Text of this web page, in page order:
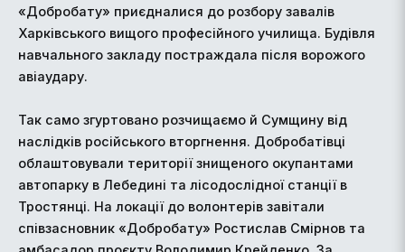
«Добробату» приєдналися до розбору завалів
Харківського вищого професійного училища. Будівля
навчального закладу постраждала після ворожого
авіаудару.
Так само згуртовано розчищаємо й Сумщину від
наслідків російського вторгнення. Добробатівці
облаштовували території знищеного окупантами
автопарку в Лебедині та лісодослідної станції в
Тростянці. На локації до волонтерів завітали
співзасновник «Добробату» Ростислав Смірнов та